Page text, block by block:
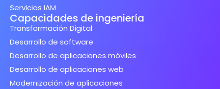
Servicios IAM
Capacidades de ingeniería
Transformación Digital
Desarrollo de software
Desarrollo de aplicaciones móviles
Desarrollo de aplicaciones web
Modernización de aplicaciones